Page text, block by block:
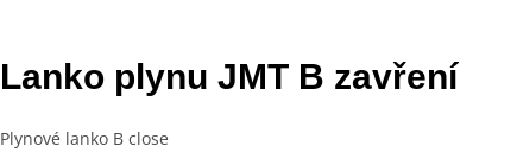
Lanko plynu JMT B zavření
Plynové lanko B close